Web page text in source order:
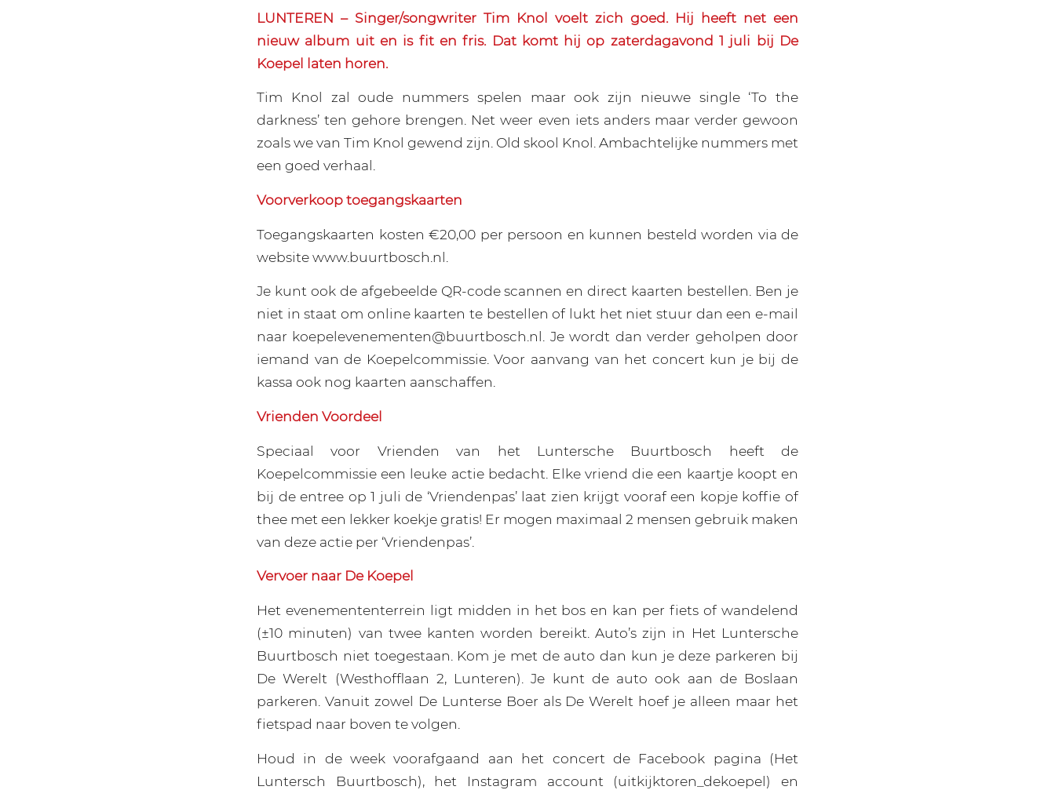
LUNTEREN – Singer/songwriter Tim Knol voelt zich goed. Hij heeft net een
nieuw album uit en is fit en fris. Dat komt hij op zaterdagavond 1 juli bij De
Koepel laten horen.
Tim Knol zal oude nummers spelen maar ook zijn nieuwe single ‘To the
darkness’ ten gehore brengen. Net weer even iets anders maar verder gewoon
zoals we van Tim Knol gewend zijn. Old skool Knol. Ambachtelijke nummers met
een goed verhaal.
Voorverkoop toegangskaarten
Toegangskaarten kosten €20,00 per persoon en kunnen besteld worden via de
website www.buurtbosch.nl.
Je kunt ook de afgebeelde QR-code scannen en direct kaarten bestellen. Ben je
niet in staat om online kaarten te bestellen of lukt het niet stuur dan een e-mail
naar koepelevenementen@buurtbosch.nl. Je wordt dan verder geholpen door
iemand van de Koepelcommissie. Voor aanvang van het concert kun je bij de
kassa ook nog kaarten aanschaffen.
Vrienden Voordeel
Speciaal voor Vrienden van het Luntersche Buurtbosch heeft de
Koepelcommissie een leuke actie bedacht. Elke vriend die een kaartje koopt en
bij de entree op 1 juli de ‘Vriendenpas’ laat zien krijgt vooraf een kopje koffie of
thee met een lekker koekje gratis! Er mogen maximaal 2 mensen gebruik maken
van deze actie per ‘Vriendenpas’.
Vervoer naar De Koepel
Het evenemententerrein ligt midden in het bos en kan per fiets of wandelend
(±10 minuten) van twee kanten worden bereikt. Auto’s zijn in Het Luntersche
Buurtbosch niet toegestaan. Kom je met de auto dan kun je deze parkeren bij
De Werelt (Westhofflaan 2, Lunteren). Je kunt de auto ook aan de Boslaan
parkeren. Vanuit zowel De Lunterse Boer als De Werelt hoef je alleen maar het
fietspad naar boven te volgen.
Houd in de week voorafgaand aan het concert de Facebook pagina (Het
Luntersch Buurtbosch), het Instagram account (uitkijktoren_dekoepel) en